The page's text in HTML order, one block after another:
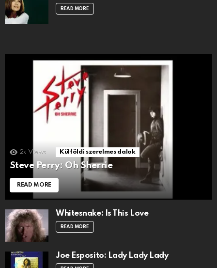
READ MORE
2k Views Külföldi szerelmes dalok
Steve Perry: Oh Sherrie
READ MORE
Whitesnake: Is This Love
READ MORE
Joe Esposito: Lady Lady Lady